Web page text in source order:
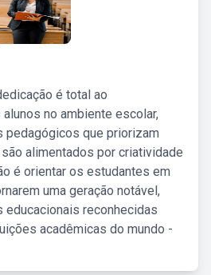
é total ao
no ambiente escolar,
pedagógicos que priorizam
alimentados por criatividade
é orientar os estudantes em
uma geração notável,
educacionais reconhecidas
acadêmicas do mundo -